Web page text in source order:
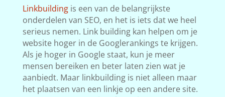
Linkbuildingis een van de belangrijkste
onderdelen van SEO, en het is iets dat we heel
serieus nemen. Link building kan helpen om je
website hoger in de Googlerankings te krijgen.
Als je hoger in Google staat, kun je meer
mensen bereiken en beter laten zien wat je
aanbiedt. Maar linkbuilding is niet alleen maar
het plaatsen van een linkje op een andere site.